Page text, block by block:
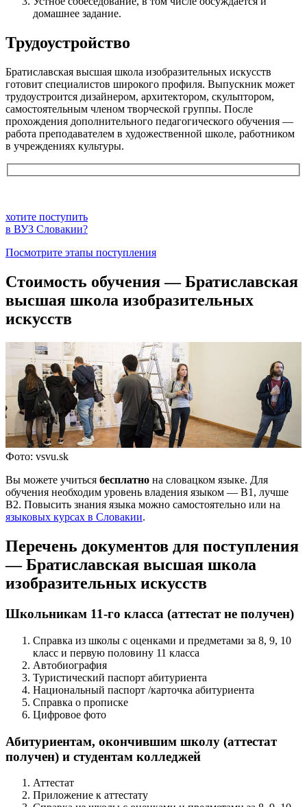
домашнее задание.
Трудоустройство
Братиславская высшая школа изобразительных искусств
готовит специалистов широкого профиля. Выпускник может
трудоустроится дизайнером, архитектором, скульптором,
самостоятельным членом творческой группы. После
прохождения дополнительного педагогического обучения —
работа преподавателем в художественной школе, работником
в учреждениях культуры.
хотите поступить
в ВУЗ Словакии?
Посмотрите этапы поступления
Стоимость обучения — Братиславская
высшая школа изобразительных
искусств
Фото: vsvu.sk
Вы можете учиться бесплатно на словацком языке. Для
обучения необходим уровень владения языком — В1, лучше
В2. Повысить знания языка можно самостоятельно или на
языковых курсах в Словакии.
Перечень документов для поступления
— Братиславская высшая школа
изобразительных искусств
Школьникам 11-го класса (аттестат не получен)
Справка из школы с оценками и предметами за 8, 9, 10
класс и первую половину 11 класса
Автобиография
Туристический паспорт абитуриента
Национальный паспорт /карточка абитуриента
Справка о прописке
Цифровое фото
Абитуриентам, окончившим школу (аттестат
получен) и студентам колледжей
Аттестат
Приложение к аттестату